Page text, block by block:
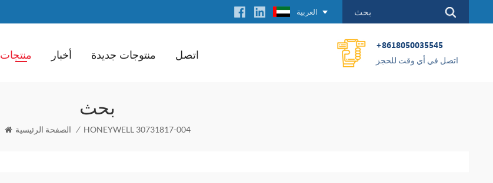
العربية
منتجات أخبار منتوجات جديدة اتصل
+8618050035545
اتصل في أي وقت للحجز
بحث
الصفحة الرئيسية / HONEYWELL 30731817-004